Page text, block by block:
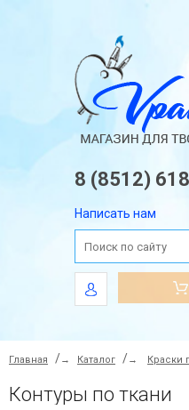
8 (8512)
Написать нам
Главная → Каталог → Краски
Контуры по ткани